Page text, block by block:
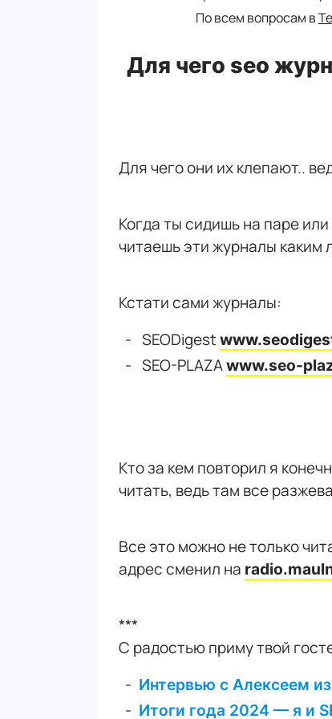
По всем вопросам в
Для чего seo
Для чего они их клепают..
Когда ты сидишь на паре
читаешь эти журналы каким
Кстати сами журналы:
SEODigest
SEO-PLAZAwww.seo-
Кто за кем повторил я
читать, ведь там все
Все это можно не только
адрес сменил на
***
С радостью приму твой
Интервью с Алексеем
Итоги года 2024 — я и